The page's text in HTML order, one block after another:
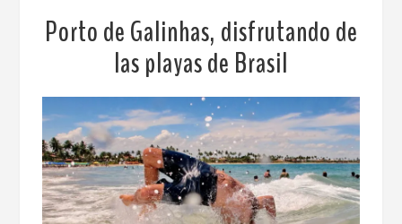
Porto de Galinhas, disfrutando de
las playas de Brasil